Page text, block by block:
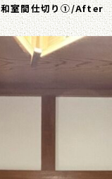
和室間仕切り①/After